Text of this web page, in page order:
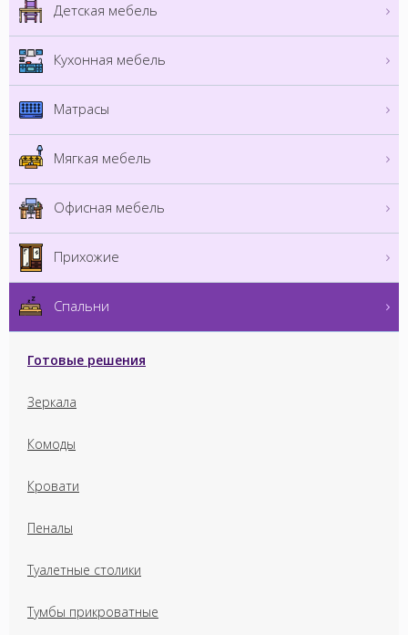
Детская мебель
Кухонная мебель
Матрасы
Мягкая мебель
Офисная мебель
Прихожие
Спальни
Готовые решения
Зеркала
Комоды
Кровати
Пеналы
Туалетные столики
Тумбы прикроватные